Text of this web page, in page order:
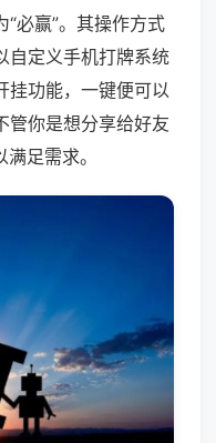
必赢”。其操作方式
自定义手机打牌系统
挂功能，一键便可以
管你是想分享给好友
足需求。